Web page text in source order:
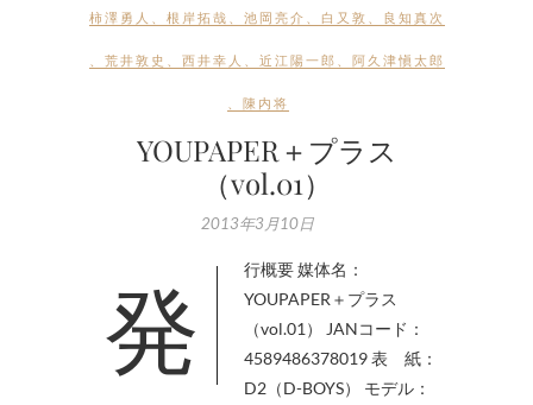
柿澤勇人 根岸拓哉 池岡亮介 白又敦 良知真次
荒井敦史 西井幸人 近江陽一郎 阿久津愼太郎
陳内将
YOUPAPER＋プラス
（vol.01）
2013年3月10日
発行概要 媒体名：
YOUPAPER＋プラス
（vol.01） JANコード：
4589486378019 表 紙：
D2（D-BOYS） モデル：